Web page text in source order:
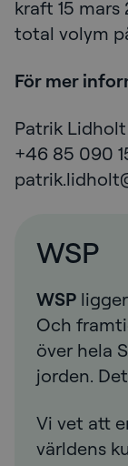
kraft 15
total volym
För mer
Patrik Lidholt
+46 85 090
WSP
WSP
Och
över hela
jorden.
Vi vet att
världens